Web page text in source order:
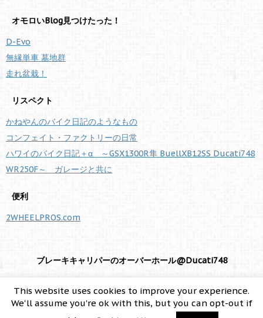
オモロいBlog見つけたった！
D-Evo
無縁単車 墓地群
走れ盆栽！
リスペクト
かねやんのバイク日記のようなもの
コンフェイト・ファクトリーの日常
ハワイのバイク日記＋α ～GSX1300R隼 BuellXB12SS Ducati748
WR250F～ ガレージと共に
便利
2WHEELPROS.com
ブレーキキャリパーのオーバーホール@Ducati748
Copyright© ドゥカティ東京-DUCATI TOKYO , 2026 All Rights
This website uses cookies to improve your experience.
We'll assume you're ok with this, but you can opt-out if